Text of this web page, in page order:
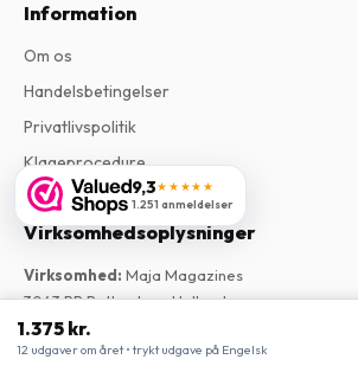
1.375 kr.
12 udgaver om året • trykt udgave på Engelsk
9,3★★★★★
1.251 anmeldelser
Information
Om os
Handelsbetingelser
Privatlivspolitik
Klageprocedure
Virksomhedsoplysninger
Virksomhed: Maja Magazines
3043 PR Rotterdam, Holland
Momsnummer
Handelskammer:27300515